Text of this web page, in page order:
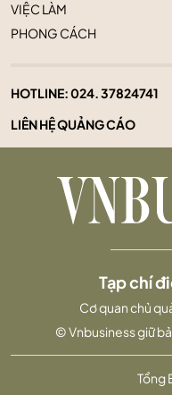
VIỆC LÀM
PHONG CÁCH
HOTLINE:024. 37824741
LIÊN HỆ QUẢNG CÁO
Tổng
Tạp chí
Cơ quan chủ
© Vnbusiness giữ